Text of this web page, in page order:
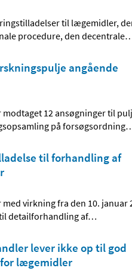
til lægemidler,
procedure, den decentrale
angående
12 ansøgninger til
på forsøgsordning
til forhandling af
virkning fra den 10. januar
detailforhandling af…
lever ikke op til god
lægemidler